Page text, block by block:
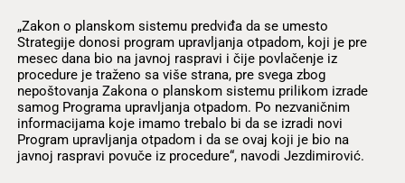
„Zakon o planskom sistemu predviđa da se umesto
Strategije donosi program upravljanja otpadom, koji je pre
mesec dana bio na javnoj raspravi i čije povlačenje iz
procedure je traženo sa više strana, pre svega zbog
nepoštovanja Zakona o planskom sistemu prilikom izrade
samog Programa upravljanja otpadom. Po nezvaničnim
informacijama koje imamo trebalo bi da se izradi novi
Program upravljanja otpadom i da se ovaj koji je bio na
javnoj raspravi povuče iz procedure“, navodi Jezdimirović.